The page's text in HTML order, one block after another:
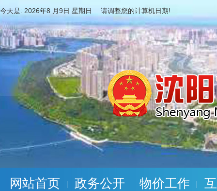
今天是: 2026年8 月9日 星期日 请调整您的计算机日期!
网站首页 政务公开 物价工作